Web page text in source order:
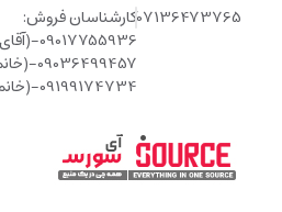
07136473765کارشناسان فروش:
09199174734-(خانم عباس زاده)